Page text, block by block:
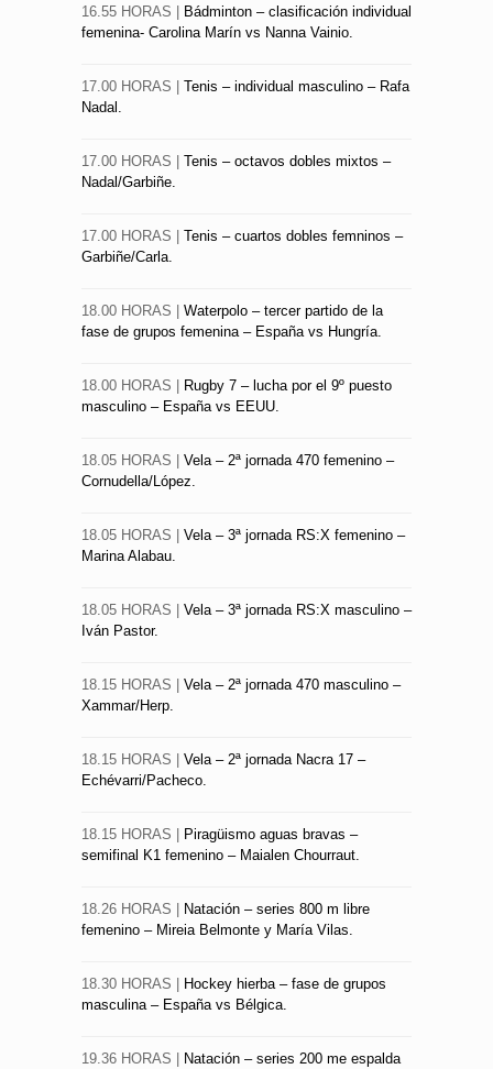
16.55 HORAS |
Bádminton – clasificación individual
femenina- Carolina Marín vs Nanna Vainio.
17.00 HORAS |
Tenis – individual masculino – Rafa
Nadal.
17.00 HORAS | Tenis – octavos dobles mixtos –
Nadal/Garbiñe.
17.00 HORAS | Tenis – cuartos dobles femninos –
Garbiñe/Carla.
18.00 HORAS |
Waterpolo – tercer partido de la
fase de grupos femenina – España vs Hungría.
18.00 HORAS |
Rugby 7 – lucha por el 9º puesto
masculino – España vs EEUU.
18.05 HORAS | Vela – 2ª jornada 470 femenino –
Cornudella/López.
18.05 HORAS | Vela – 3ª jornada RS:X femenino –
Marina Alabau.
18.05 HORAS |
Vela – 3ª jornada RS:X masculino –
Iván Pastor.
18.15 HORAS | Vela – 2ª jornada 470 masculino –
Xammar/Herp.
18.15 HORAS | Vela – 2ª jornada Nacra 17 –
Echévarri/Pacheco.
18.15 HORAS |
Piragüismo aguas bravas –
semifinal K1 femenino – Maialen Chourraut.
18.26 HORAS |
Natación – series 800 m libre
femenino – Mireia Belmonte y María Vilas.
18.30 HORAS |
Hockey hierba – fase de grupos
masculina – España vs Bélgica.
19.36 HORAS |
Natación – series 200 me espalda